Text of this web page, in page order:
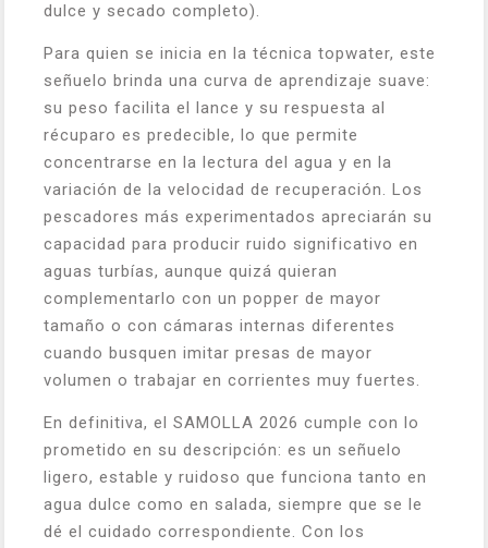
dulce y secado completo).
Para quien se inicia en la técnica topwater, este
señuelo brinda una curva de aprendizaje suave:
su peso facilita el lance y su respuesta al
récuparo es predecible, lo que permite
concentrarse en la lectura del agua y en la
variación de la velocidad de recuperación. Los
pescadores más experimentados apreciarán su
capacidad para producir ruido significativo en
aguas turbías, aunque quizá quieran
complementarlo con un popper de mayor
tamaño o con cámaras internas diferentes
cuando busquen imitar presas de mayor
volumen o trabajar en corrientes muy fuertes.
En definitiva, el SAMOLLA 2026 cumple con lo
prometido en su descripción: es un señuelo
ligero, estable y ruidoso que funciona tanto en
agua dulce como en salada, siempre que se le
dé el cuidado correspondiente. Con los